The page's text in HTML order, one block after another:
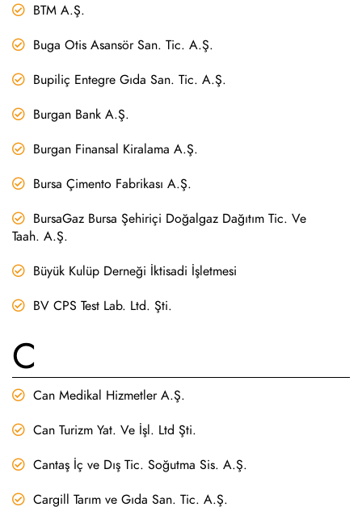
BTM A.Ş.
Buga Otis Asansör San. Tic. A.Ş.
Bupiliç Entegre Gıda San. Tic. A.Ş.
Burgan Bank A.Ş.
Burgan Finansal Kiralama A.Ş.
Bursa Çimento Fabrikası A.Ş.
BursaGaz Bursa Şehiriçi Doğalgaz Dağıtım Tic. Ve
Taah. A.Ş.
Büyük Kulüp Derneği İktisadi İşletmesi
BV CPS Test Lab. Ltd. Şti.
C
Can Medikal Hizmetler A.Ş.
Can Turizm Yat. Ve İşl. Ltd Şti.
Cantaş İç ve Dış Tic. Soğutma Sis. A.Ş.
Cargill Tarım ve Gıda San. Tic. A.Ş.